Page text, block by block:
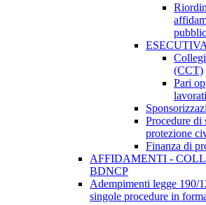
ESECUTIVA
(CCT)
Pari
Procedure di
protezione
Finanza di
AFFIDAMENTI -
BDNCP
Adempimenti legge 190/
singole procedure in